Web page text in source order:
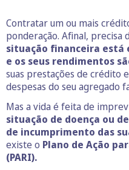
Contratar um ou mais
ponderação. Afinal, precisa
situação financeira está
e os seus rendimentos
suas prestações de crédito
despesas do seu agregado
Mas a vida é feita de
situação de doença ou
de incumprimento das
existe o Plano de Ação
(PARI).